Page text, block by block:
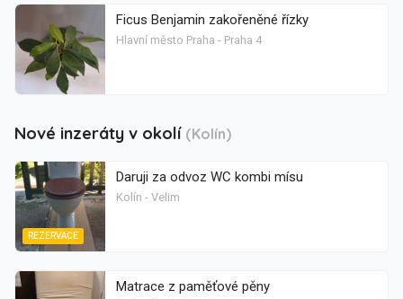
Ficus Benjamin zakořeněné řízky
Hlavní město Praha - Praha 4
Nové inzeráty v okolí (Kolín)
REZERVACE
Daruji za odvoz WC kombi mísu
Kolín - Velim
Matrace z paměťové pěny